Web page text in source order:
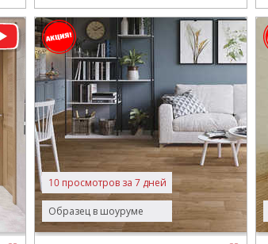
Образец в шоуруме
10 просмотров за 7 дней